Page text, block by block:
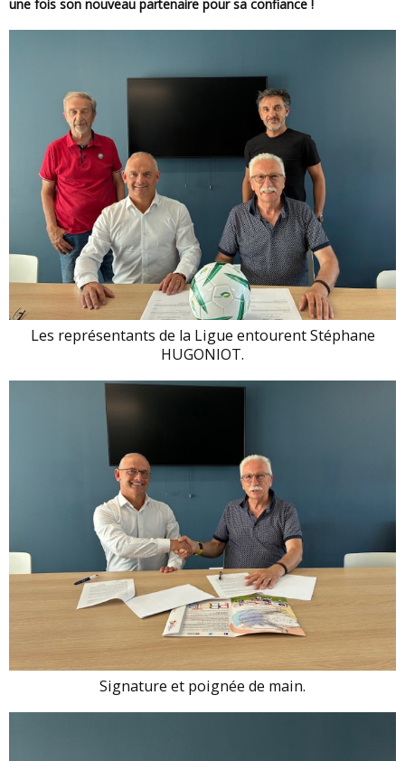
une fois son nouveau partenaire pour sa confiance !
Les représentants de la Ligue entourent Stéphane
HUGONIOT.
Signature et poignée de main.